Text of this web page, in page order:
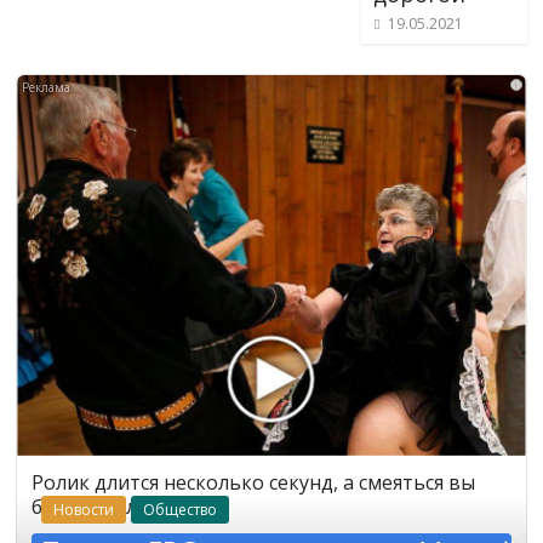
19.05.2021
i
Ролик длится несколько секунд, а смеяться вы
будете долго
Новости Общество